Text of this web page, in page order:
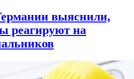
выяснили,
реагируют на